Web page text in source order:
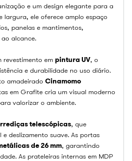
e um design elegante para a
largura, ele oferece amplo espaço
panelas e mantimentos,
alcance.
revestimento em pintura UV, o
e durabilidade no uso diário.
amadeirado Cinamomo
em Grafite cria um visual moderno
valorizar o ambiente.
telescópicas, que
deslizamento suave. As portas
de 26 mm, garantindo
As prateleiras internas em MDP